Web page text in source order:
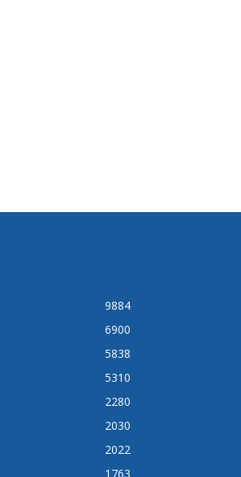
9884
6900
5838
5310
2280
2030
2022
1763